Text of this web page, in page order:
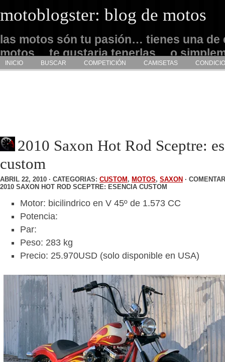
motoblogster: blog de motos
las motos són tu pasión… tienes una de
motos… te gustaria tenerlas… o
admirarlas… este es tu sitio
INICIO BUSCAR COMPETICIÓN CAMISETAS
2010 Saxon Hot Rod Sceptre:
custom
ABRIL 22, 2010 · CATEGORIAS: CUSTOM , MOTOS, SAXON ·
2010 SAXON HOT ROD SCEPTRE: ESENCIA CUSTOM
Motor: bicilindrico en V 45º de 1.573 CC
Potencia:
Par:
Peso: 283 kg
Precio: 25.970USD (solo disponible en USA)